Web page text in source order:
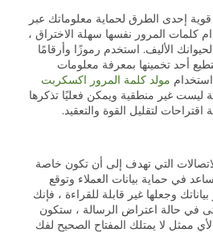
إحدى الطرق لحماية معلوماتك عبر
كلمات المرور نفسها سهلة الاختراق ،
الأليف. استخدم رموزًا وأرقامًا
أحد تخمينها بمعرفة معلومات
مولد كلمة المرور اكسكربت
ليست غير منطقية ويمكن فعليًا تذكرها
لتقليل القوة والتعقيد.
التي تهدف إلى أن تكون خاصة
في حماية بيانات العملاء وتوقع
وجعلها غير قابلة للقراءة ، فإنك
في حالة اعتراض الرسالة ، ستكون
لأي ممثل لا يمتلك المفتاح الصحيح لفك